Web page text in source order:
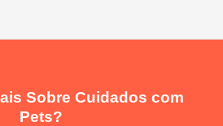
Sobre Cuidados com
Pets?